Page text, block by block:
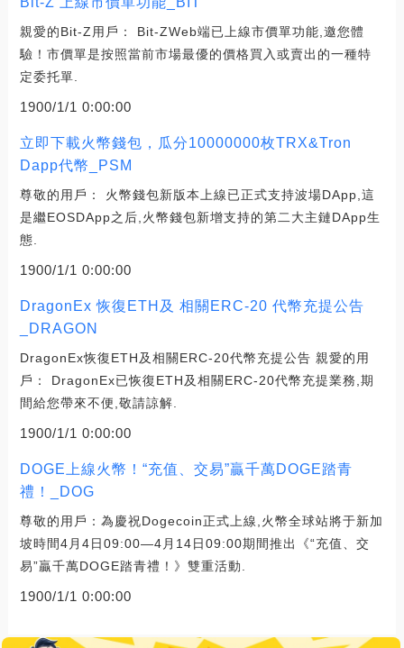
親愛的Bit-Z用戶： Bit-ZWeb端已上線市價單功能,邀您體
驗！市價單是按照當前市場最優的價格買入或賣出的一種特
定委托單.
1900/1/1 0:00:00
立即下載火幣錢包，瓜分10000000枚TRX&Tron
Dapp代幣_PSM
尊敬的用戶： 火幣錢包新版本上線已正式支持波場DApp,這
是繼EOSDApp之后,火幣錢包新增支持的第二大主鏈DApp生
態.
1900/1/1 0:00:00
DragonEx 恢復ETH及 相關ERC-20 代幣充提公告
_DRAGON
DragonEx恢復ETH及相關ERC-20代幣充提公告 親愛的用
戶： DragonEx已恢復ETH及相關ERC-20代幣充提業務,期
間給您帶來不便,敬請諒解.
1900/1/1 0:00:00
DOGE上線火幣！“充值、交易”贏千萬DOGE踏青
禮！_DOG
尊敬的用戶：為慶祝Dogecoin正式上線,火幣全球站將于新加
坡時間4月4日09:00—4月14日09:00期間推出《“充值、交
易”贏千萬DOGE踏青禮！》雙重活動.
1900/1/1 0:00:00